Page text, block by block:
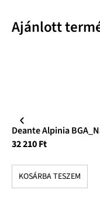
Ajánlott
Deante Alpinia
32 210Ft
KOSÁRBA TESZEM